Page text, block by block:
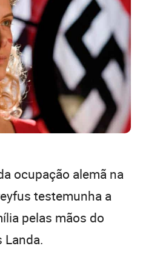
ocupação alemã na
testemunha a
pelas mãos do
Landa.